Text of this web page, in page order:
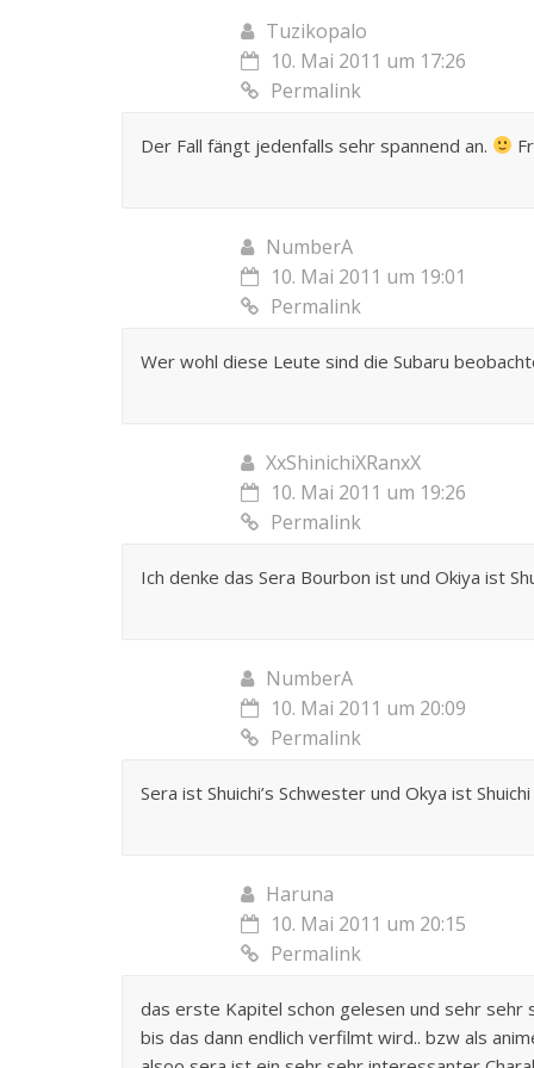
Tuzikopalo
10. Mai 2011 um 17:26
Permalink
Der Fall fängt jedenfalls sehr spannend an.
NumberA
10. Mai 2011 um 19:01
Permalink
Wer wohl diese Leute sind die Subaru
XxShinichiXRanxX
10. Mai 2011 um 19:26
Permalink
Ich denke das Sera Bourbon ist und Okiya ist
NumberA
10. Mai 2011 um 20:09
Permalink
Sera ist Shuichi’s Schwester und Okya ist Shuichi
Haruna
10. Mai 2011 um 20:15
Permalink
das erste Kapitel schon gelesen und sehr sehr
bis das dann endlich verfilmt wird.. bzw als